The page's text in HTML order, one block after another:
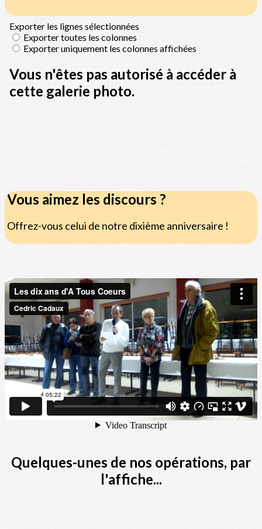
Vous aimez les discours ?
Offrez-vous celui de notre dixième anniversaire !
Quelques-unes de nos opérations, par
l'affiche...